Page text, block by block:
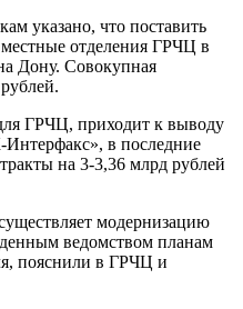
указано, что поставить
отделения ГРЧЦ в
Дону. Совокупная
ГРЧЦ, приходит к выводу
в последние
на 3-3,36 млрд рублей
модернизацию
ведомством планам
пояснили в ГРЧЦ и